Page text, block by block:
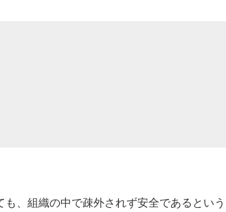
、組織の中で疎外されず安全であるという